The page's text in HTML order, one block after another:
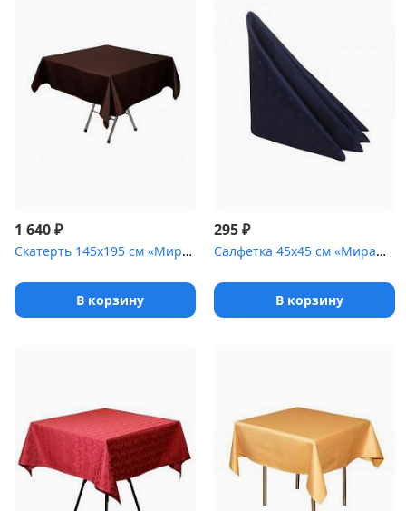
1 640₽
Скатерть 145х195 см «Мираж» коричневая
В корзину
295₽
Салфетка 45х45 см «Мираж» синяя
В корзину